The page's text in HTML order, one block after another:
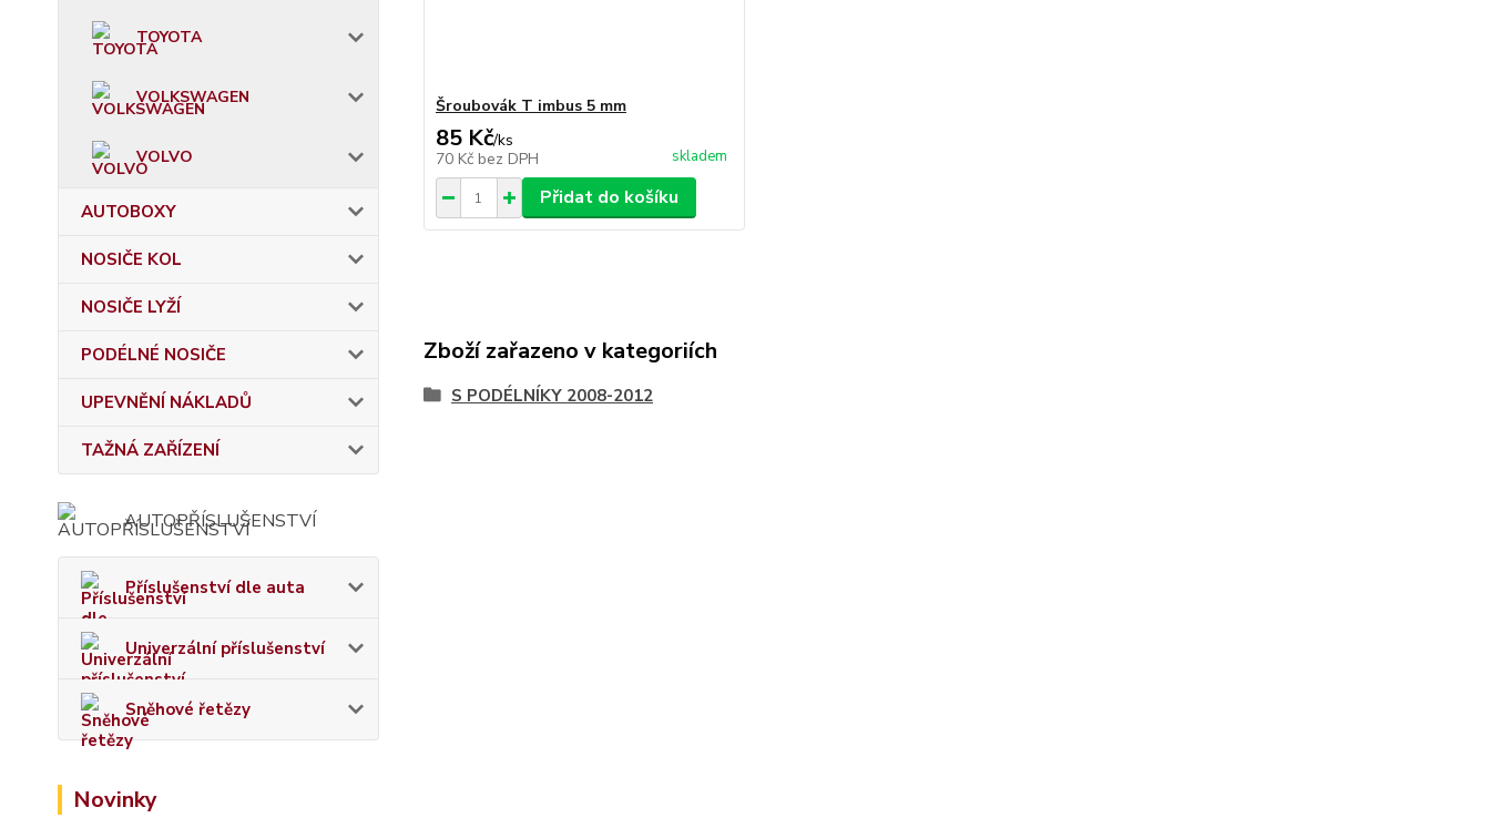
TOYOTA
VOLKSWAGEN
VOLVO
AUTOBOXY
NOSIČE KOL
NOSIČE LYŽÍ
PODÉLNÉ NOSIČE
UPEVNĚNÍ NÁKLADŮ
TAŽNÁ ZAŘÍZENÍ
AUTOPŘÍSLUŠENSTVÍ
Příslušenství dle auta
Univerzální příslušenství
Sněhové řetězy
Novinky
Šroubovák T imbus 5 mm
85 Kč/ks
70 Kč bez DPH skladem
Přidat do košíku
Zboží zařazeno v kategoriích
S PODÉLNÍKY 2008-2012